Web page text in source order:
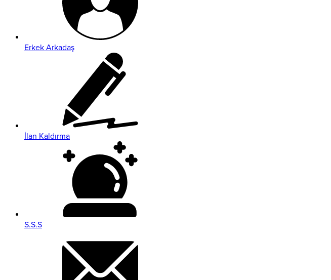
Erkek Arkadaş
İlan Kaldırma
S.S.S